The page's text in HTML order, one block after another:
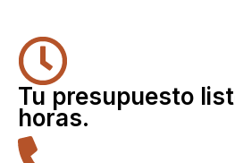
Tu presupuesto
horas.